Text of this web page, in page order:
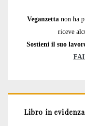
Veganzetta non ha
riceve
Sostieni il suo
Libro in